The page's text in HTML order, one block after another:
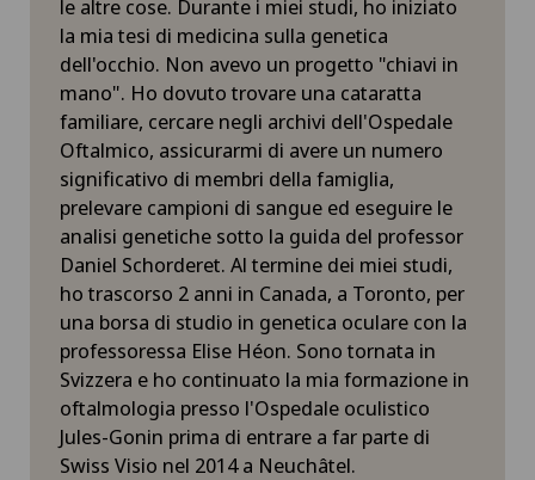
le altre cose. Durante i miei studi, ho iniziato
la mia tesi di medicina sulla genetica
dell'occhio. Non avevo un progetto "chiavi in
mano". Ho dovuto trovare una cataratta
familiare, cercare negli archivi dell'Ospedale
Oftalmico, assicurarmi di avere un numero
significativo di membri della famiglia,
prelevare campioni di sangue ed eseguire le
analisi genetiche sotto la guida del professor
Daniel Schorderet. Al termine dei miei studi,
ho trascorso 2 anni in Canada, a Toronto, per
una borsa di studio in genetica oculare con la
professoressa Elise Héon. Sono tornata in
Svizzera e ho continuato la mia formazione in
oftalmologia presso l'Ospedale oculistico
Jules-Gonin prima di entrare a far parte di
Swiss Visio nel 2014 a Neuchâtel.